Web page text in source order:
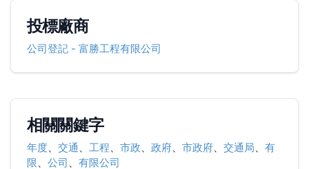
投標廠商
公司登記- 富勝工程有限公司
相關關鍵字
年度、 交通 、 工程、 市政、 政府、 市政府、 交通局、 有
限、 公司 、 有限公司